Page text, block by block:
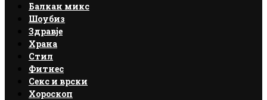
Балкан микс
Шоубиз
Здравје
Храна
Стил
Фитнес
Секс и врски
Хороскоп